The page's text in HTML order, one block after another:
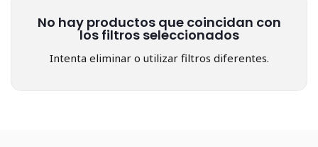
No hay productos que coincidan con
los filtros seleccionados
Intenta eliminar o utilizar filtros diferentes.